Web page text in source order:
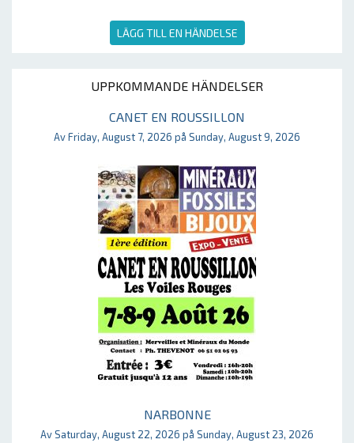
LÄGG TILL EN HÄNDELSE
UPPKOMMANDE HÄNDELSER
CANET EN ROUSSILLON
Av Friday, August 7, 2026 på Sunday, August 9, 2026
NARBONNE
Av Saturday, August 22, 2026 på Sunday, August 23, 2026